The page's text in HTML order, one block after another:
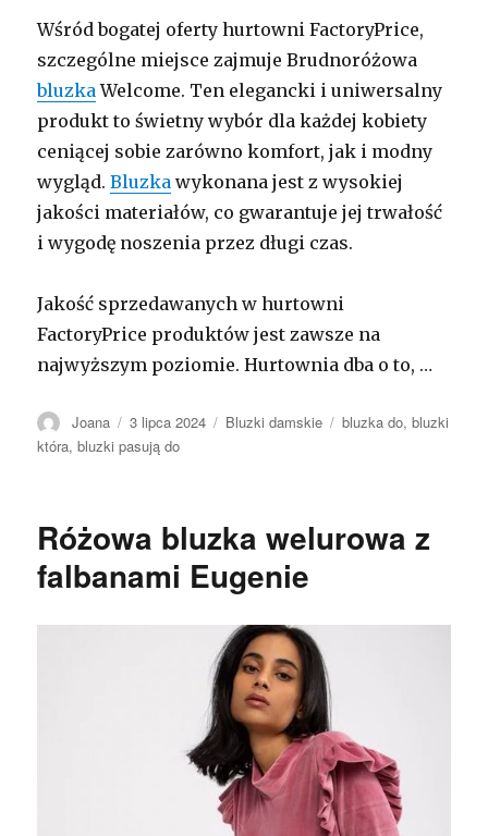
Wśród bogatej oferty hurtowni FactoryPrice,
szczególne miejsce zajmuje Brudnoróżowa
bluzkaWelcome. Ten elegancki i uniwersalny
produkt to świetny wybór dla każdej kobiety
ceniącej sobie zarówno komfort, jak i modny
wygląd.Bluzka wykonana jest z wysokiej
jakości materiałów, co gwarantuje jej trwałość
i wygodę noszenia przez długi czas.
Jakość sprzedawanych w hurtowni
FactoryPrice produktów jest zawsze na
najwyższym poziomie. Hurtownia dba o to, …
Autor
Joana Opublikowano
3 lipca 2024 Kategorie
Bluzki damskie Tagi
bluzka do,bluzki
która,bluzki pasują do
Różowa bluzka welurowa z
falbanami Eugenie